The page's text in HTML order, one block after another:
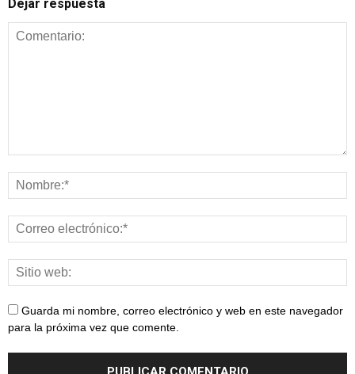
Dejar respuesta
Guarda mi nombre, correo electrónico y web en este navegador
para la próxima vez que comente.